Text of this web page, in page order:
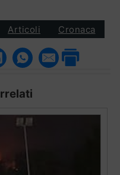
Articoli Cronaca